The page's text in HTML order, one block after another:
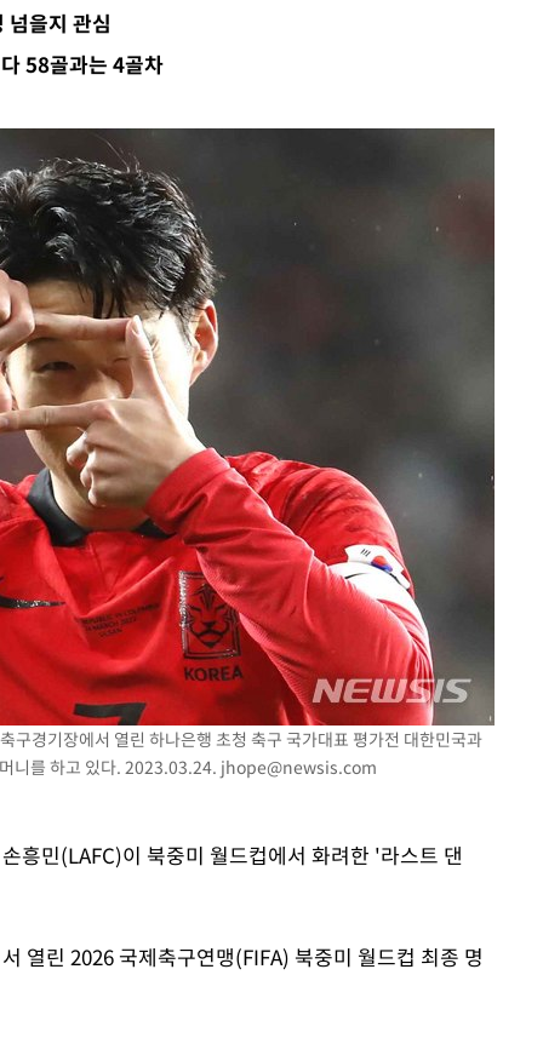
을지 관심
58골과는 4골차
구경기장에서 열린 하나은행 초청 축구 국가대표 평가전 대한민국과
니를 하고 있다. 2023.03.24. jhope@newsis.com
흥민(LAFC)이 북중미 월드컵에서 화려한 '라스트 댄
열린 2026 국제축구연맹(FIFA) 북중미 월드컵 최종 명